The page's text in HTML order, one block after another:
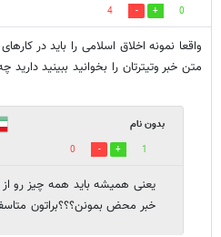
0
4
واقعا نمونه اخلاق اسلامی را باید در
متن خبر وتیترتان را بخوانید ببینید
بدون نام
1
0
یعنی همیشه باید همه چیز رو
خبر محض بمونن؟؟؟براتون